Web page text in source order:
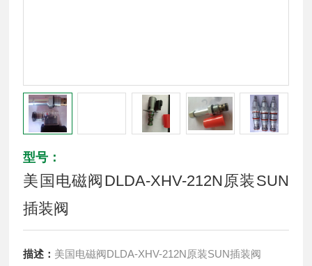
型号：
美国电磁阀DLDA-XHV-212N原装SUN
插装阀
描述： 美国电磁阀DLDA-XHV-212N原装SUN插装阀